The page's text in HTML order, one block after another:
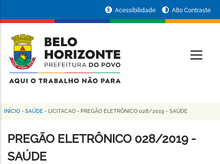
conteúdo
principal
da
Prefeitura
de
Horizonte
Acessibilidade Alto Contraste
Trilha
de
navegação
INÍCIO - SAÚDE - LICITACAO - PREGÃO ELETRÔNICO 028/2019 - SAÚDE
PREGÃO ELETRÔNICO 028/2019 -
SAÚDE